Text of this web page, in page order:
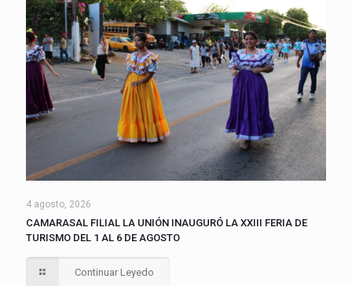
4 agosto, 2026
CAMARASAL FILIAL LA UNIÓN INAUGURÓ LA XXIII FERIA DE
TURISMO DEL 1 AL 6 DE AGOSTO
Continuar Leyedo